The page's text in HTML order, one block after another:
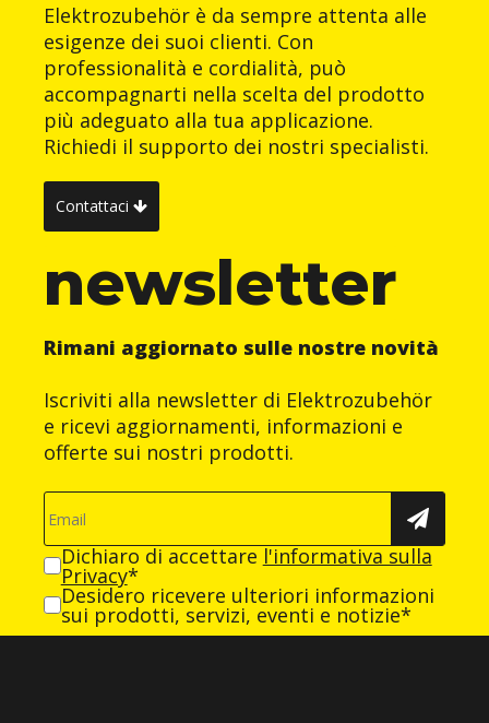
Elektrozubehör è da sempre attenta alle
esigenze dei suoi clienti. Con
professionalità e cordialità, può
accompagnarti nella scelta del prodotto
più adeguato alla tua applicazione.
Richiedi il supporto dei nostri specialisti.
Contattaci
newsletter
Rimani aggiornato sulle nostre novità
Iscriviti alla newsletter di Elektrozubehör
e ricevi aggiornamenti, informazioni e
offerte sui nostri prodotti.
Dichiaro di accettare l'informativa sulla
Privacy*
Desidero ricevere ulteriori informazioni
sui prodotti, servizi, eventi e notizie*